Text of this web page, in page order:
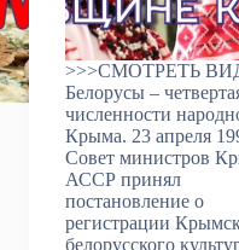
>>>СМОТРЕТЬ
Белорусы –
численности
Крыма. 23 апреля
Совет министров
АССР принял
постановление о
регистрации
белорусского